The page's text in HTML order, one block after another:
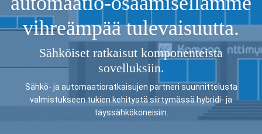
vihreämpää tulevaisuutta.​
Sähköiset ratkaisut komponenteista
sovelluksiin.
Sähkö- ja automaatioratkaisujen partneri suunnittelusta
valmistukseen tukien kehitystä siirtymässähybridi- ja
täyssähkökoneisiin